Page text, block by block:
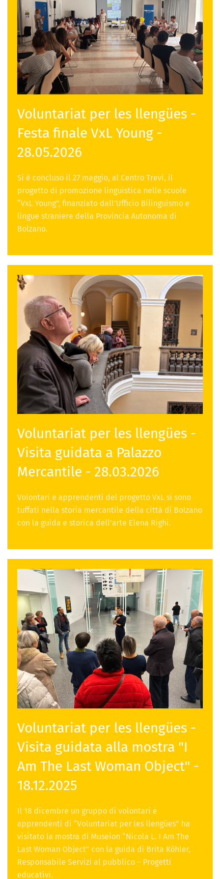
Voluntariat per les llengües -
Festa finale VxL Young -
28.05.2026
Si è concluso il 27 maggio, al Centro Trevi, il
progetto di promozione linguistica nelle scuole
“VxL Young”, finanziato dall’Ufficio Bilinguismo e
lingue straniere della Provincia Autonoma di
Bolzano.
Voluntariat per les llengües -
Visita guidata a Palazzo
Mercantile - 28.03.2026
Volontari e apprendenti del progetto VxL si sono
tuffati nella storia mercantile della città di Bolzano
con la guida e storica dell’arte Elena Righi.
Voluntariat per les llengües -
Visita guidata alla mostra "I
Am The Last Woman Object" -
18.12.2025
Il 18 dicembre un gruppo di volontari e
apprendenti di “Voluntariat per les llengües” ha
visitato la mostra di Museion “Nicola L. I Am The
Last Woman Object” con la guida di Brita Köhler,
Responsabile Servizi al pubblico – Progetti
educativi.